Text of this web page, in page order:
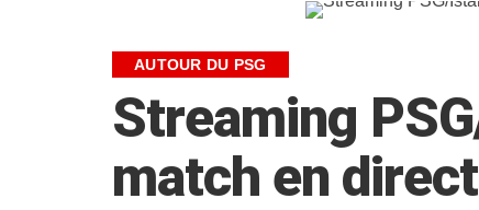
AUTOUR DU PSG
Streaming
match en direct